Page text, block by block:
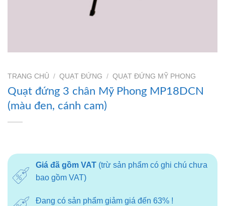
TRANG CHỦ / QUẠT ĐỨNG / QUẠT ĐỨNG MỸ PHONG
Quạt đứng 3 chân Mỹ Phong MP18DCN
(màu đen, cánh cam)
Giá đã gồm VAT(trừ sản phẩm có ghi chú chưa
bao gồm VAT)
Đang có sản phẩm giảm giá đến 63% !